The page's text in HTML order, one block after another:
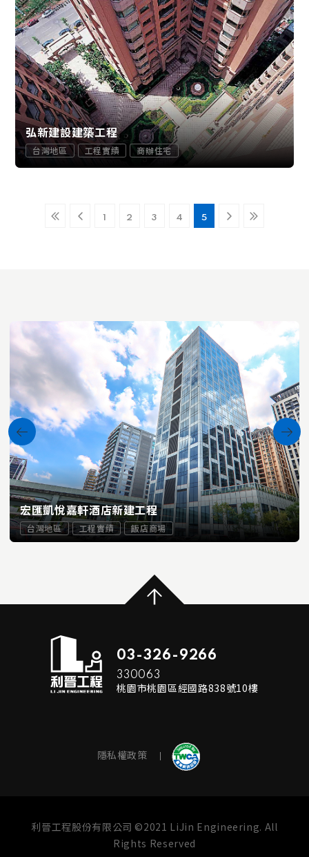
弘新建設建築工程
台灣地區 工程實績 商辦住宅
1 2 3 4 5
宏匯凱悅嘉軒酒店新建工程
台灣地區 工程實績 飯店商場
03-326-9266
330063
桃園市桃園區經國路838號10樓
隱私權政策
利晉工程股份有限公司 ©2021 LiJin Engineering. All
Rights Reserved